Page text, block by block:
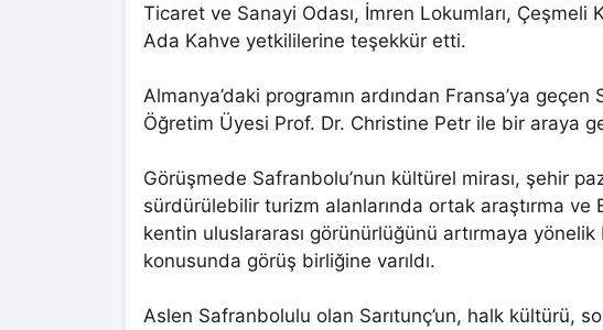
Ticaret ve Sanayi Odası, İmren Lokumları,
Ada Kahve yetkililerine teşekkür etti.
Almanya’daki programın ardından Fransa’ya
Öğretim Üyesi Prof. Dr. Christine Petr ile bir araya
Görüşmede Safranbolu’nun kültürel mirası, şehir
sürdürülebilir turizm alanlarında ortak araştırma
kentin uluslararası görünürlüğünü artırmaya
konusunda görüş birliğine varıldı.
Aslen Safranbolulu olan Sarıtunç’un, halk kültürü,